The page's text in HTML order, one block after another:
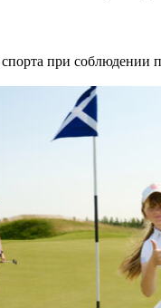
при соблюдении